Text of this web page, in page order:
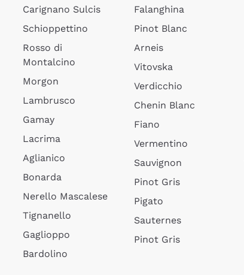
Carignano Sulcis
Schioppettino
Rosso di
Montalcino
Morgon
Lambrusco
Gamay
Lacrima
Aglianico
Bonarda
Nerello Mascalese
Tignanello
Gaglioppo
Bardolino
Falanghina
Pinot Blanc
Arneis
Vitovska
Verdicchio
Chenin Blanc
Fiano
Vermentino
Sauvignon
Pinot Gris
Pigato
Sauternes
Pinot Gris